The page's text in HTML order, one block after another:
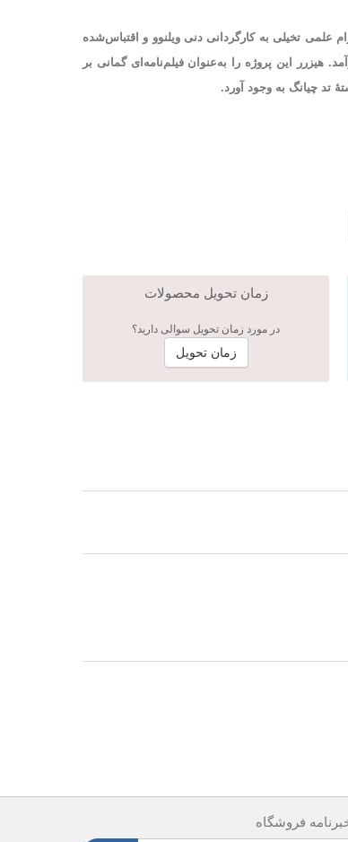
علمی تخیلی به کارگردانی دنی ویلنوو و اقتباس‌شده
که در ۲۰۱۶ به نمایش درآمد. هیزرر این پروژه را به‌عنوان فیلم‌نامه‌ای گمانی بر
زمان تحویل محصولات
در مورد زمان تحویل سوالی دارید؟
زمان تحویل
فروشگاه